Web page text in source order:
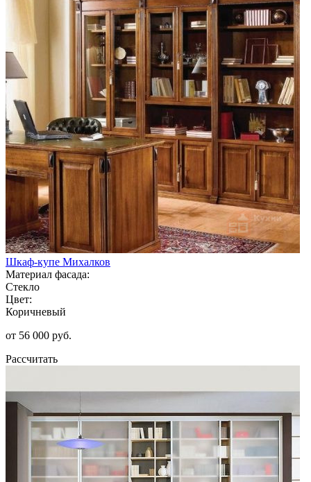
Шкаф-купе Михалков
Материал фасада:
Стекло
Цвет:
Коричневый
от 56 000 руб.
Рассчитать